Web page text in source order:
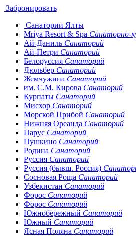
Забронировать
Санатории Ялты
Mriya Resort & Spa Санаторно-
Ай-Даниль Санаторий
Ай-Петри Санаторий
Белоруссия Санаторий
Дюльбер Санаторий
Жемчужина Санаторий
им. С.М. Кирова Санаторий
Курпаты Санаторий
Мисхор Санаторий
Морской Прибой Санаторий
Нижняя Ореанда Санаторий
Парус Санаторий
Пушкино Санаторий
Родина Санаторий
Руссия Санаторий
Руссия (бывш. Россия)
Сосновая Роща Санаторий
Узбекистан Санаторий
Форос Санаторий
Форос Санаторий
Южнобережный Санаторий
Южный Санаторий
Ясная Поляна Санаторий